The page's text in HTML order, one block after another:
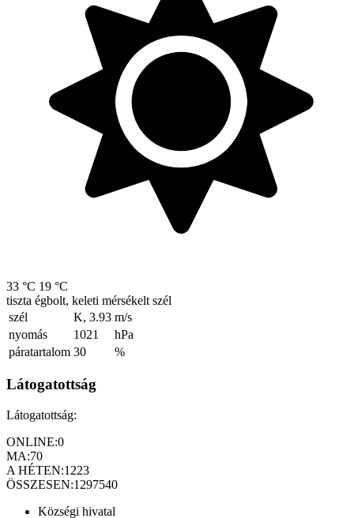
33 °C 19 °C
tiszta égbolt, keleti mérsékelt szél
szél
K, 3.93 m/s
nyomás
1021
hPa
páratartalom 30 %
Látogatottság
Látogatottság:
ONLINE:0
MA:70
A HÉTEN:1223
ÖSSZESEN:1297540
Községi hivatal